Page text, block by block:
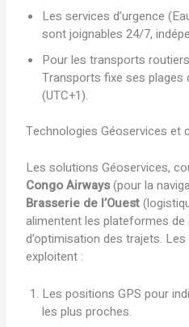
Les services d’urgence
sont joignables 24/7,
Pour les transports
Transports fixe ses
(UTC+1).
Technologies Géoservices et
Les solutions Géoservices,
Congo Airways(pour la
Brasserie de l’Ouest
alimentent les plateformes
d’optimisation des trajets.
exploitent :
Les positions GPS pour
les plus proches.